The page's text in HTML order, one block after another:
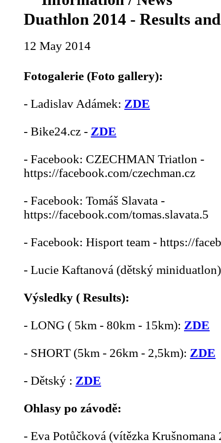
Duathlon 2014 - Results
12 May 2014
Fotogalerie (Foto gallery):
- Ladislav Adámek: ZDE
- Bike24.cz - ZDE
- Facebook: CZECHMAN Triatlon -
https://facebook.com/czechman.cz
- Facebook: Tomáš Slavata -
https://facebook.com/tomas.slavata.5
- Facebook: Hisport team - https://
- Lucie Kaftanová (dětský
Výsledky ( Results):
- LONG ( 5km - 80km - 15km): ZDE
- SHORT (5km - 26km - 2,5km): ZDE
- Dětský : ZDE
Ohlasy po závodě:
- Eva Potůčková (vítězka